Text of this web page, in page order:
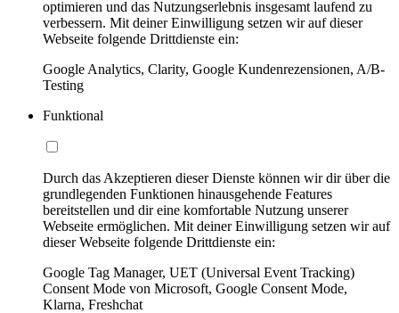
optimieren und das Nutzungserlebnis insgesamt laufend zu
verbessern. Mit deiner Einwilligung setzen wir auf dieser
Webseite folgende Drittdienste ein:
Google Analytics, Clarity, Google Kundenrezensionen, A/B-
Testing
Funktional
Durch das Akzeptieren dieser Dienste können wir dir über die
grundlegenden Funktionen hinausgehende Features
bereitstellen und dir eine komfortable Nutzung unserer
Webseite ermöglichen. Mit deiner Einwilligung setzen wir auf
dieser Webseite folgende Drittdienste ein:
Google Tag Manager, UET (Universal Event Tracking)
Consent Mode von Microsoft, Google Consent Mode,
Klarna, Freshchat